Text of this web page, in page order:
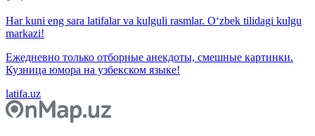
Har kuni eng sara latifalar va kulguli rasmlar. O‘zbek tilidagi kulgu
markazi!
Ежедневно только отборные анекдоты, смешные картинки.
Кузница юмора на узбекском языке!
latifa.uz